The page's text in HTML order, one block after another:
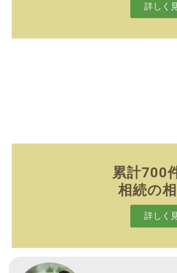
詳しく
累計700
相続の
詳しく